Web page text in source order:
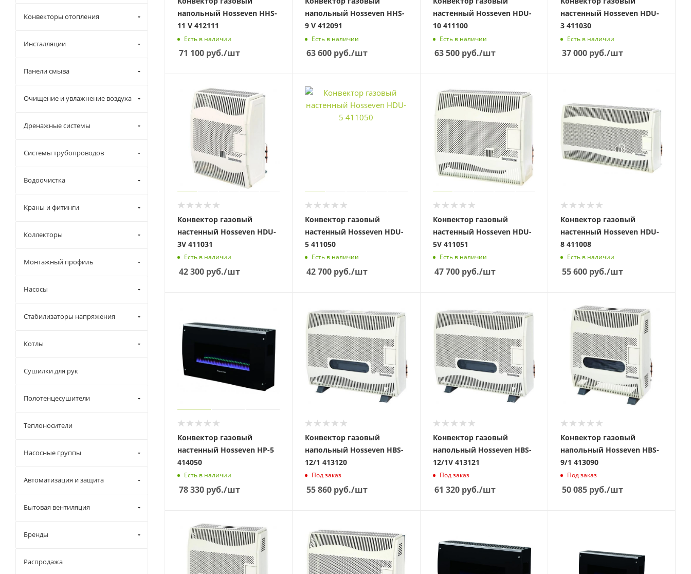
напольный Hosseven HHS-
11 V 412111
Есть в наличии
71 100 руб./шт
напольный Hosseven HHS-
9 V 412091
Есть в наличии
63 600 руб./шт
настенный Hosseven HDU-
10 411100
Есть в наличии
63 500руб./шт
настенный Hosseven HDU-
3 411030
Есть в наличии
37 000руб./шт
Конвектор газовый
настенный Hosseven HDU-
3V 411031
Есть в наличии
42 300 руб./шт
Конвектор газовый
настенный Hosseven HDU-
5 411050
Есть в наличии
42 700 руб./шт
Конвектор газовый
настенный Hosseven HDU-
5V 411051
Есть в наличии
47 700руб./шт
Конвектор газовый
настенный Hosseven HDU-
8 411008
Есть в наличии
55 600руб./шт
Конвектор газовый
настенный Hosseven HP-5
414050
Есть в наличии
78 330 руб./шт
Конвектор газовый
напольный Hosseven HBS-
12/1 413120
Под заказ
55 860 руб./шт
Конвектор газовый
напольный Hosseven HBS-
12/1V 413121
Под заказ
61 320руб./шт
Конвектор газовый
напольный Hosseven HBS-
9/1 413090
Под заказ
50 085руб./шт
Конвекторы отопления
Инсталляции
Панели смыва
Очищение и увлажнение воздуха
Дренажные системы
Системы трубопроводов
Водоочистка
Краны и фитинги
Коллекторы
Монтажный профиль
Насосы
Стабилизаторы напряжения
Котлы
Сушилки для рук
Полотенцесушители
Теплоносители
Насосные группы
Автоматизация и защита
Бытовая вентиляция
Бренды
Распродажа